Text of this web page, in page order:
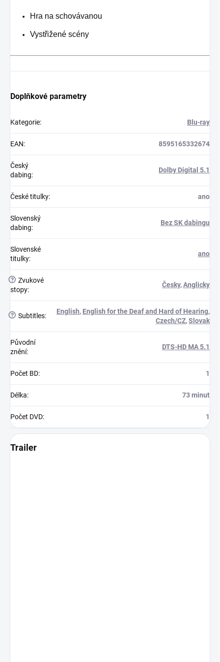
Hra na schovávanou
Vystřižené scény
Doplňkové parametry
Kategorie: Blu-ray
EAN: 8595165332674
Český
dabing:
Dolby Digital 5.1
České titulky: ano
Slovenský
dabing:
Bez SK dabingu
Slovenské
titulky:
ano
? Zvukové
stopy:
Česky,Anglicky
? Subtitles:
English, English for the Deaf and Hard of Hearing,
Czech/CZ,Slovak
Původní
znění:
DTS-HD MA 5.1
Počet BD: 1
Délka: 73 minut
Počet DVD: 1
Trailer